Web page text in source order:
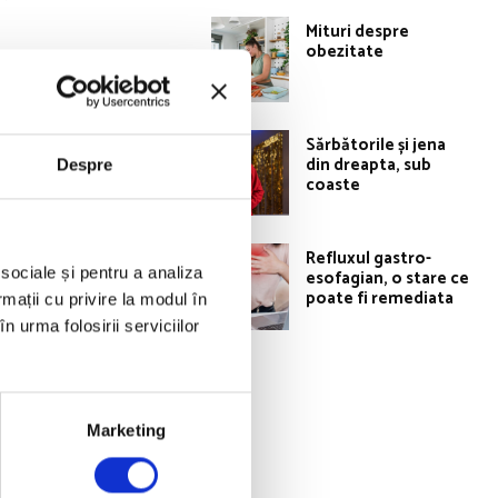
Despre
și pentru a analiza
cu privire la modul în
urma folosirii serviciilor
Marketing
stimulează
și scăderea
timpul să
ceea ce
un timp după
cu diabet de
Mituri despre
obezitate
Sărbătorile și jena
din dreapta, sub
coaste
Refluxul gastro-
esofagian, o stare ce
poate fi remediata